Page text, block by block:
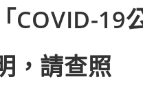
COVID-19
，請查照